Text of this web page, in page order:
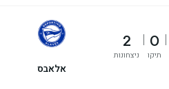
0
תיקו
2
ניצחונות
אלאבס